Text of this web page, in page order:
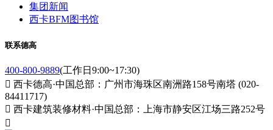
集团新闻
西卡BFM图书馆
联系德高
400-800-9889(工作日9:00~17:30)
 西卡德高·中国总部：广州市海珠区南洲路158号南塔 (020-
84411717)
 西卡建筑装修材料·中国总部：上海市静安区江场三路252号
